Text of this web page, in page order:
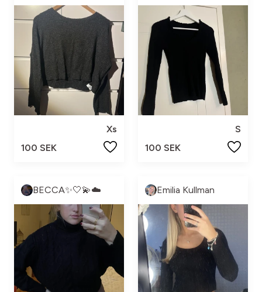
Xs
100 SEK
S
100 SEK
BECCA✨🤍💫☁️ Emilia Kullman